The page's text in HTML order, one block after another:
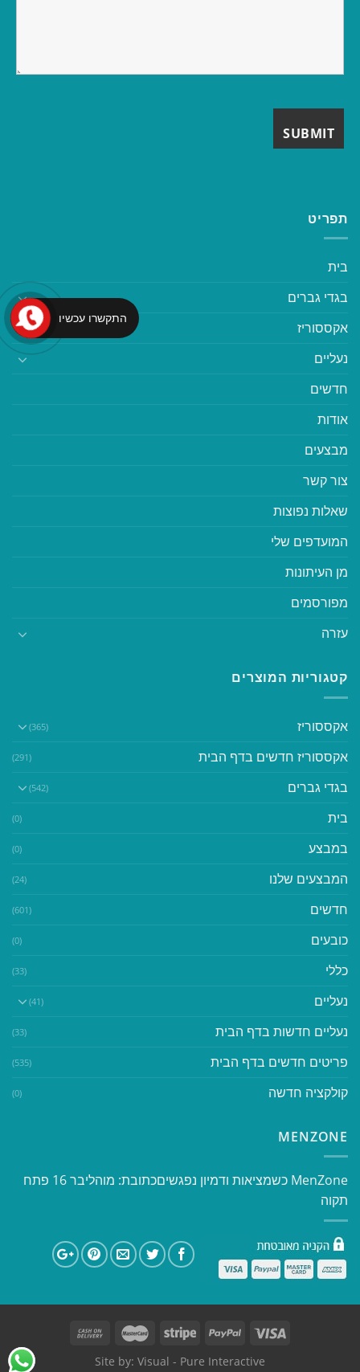
תפריט
בית
בגדי גברים
אקססוריז
נעליים
חדשים
אודות
מבצעים
צור קשר
שאלות נפוצות
המועדפים שלי
מן העיתונות
מפורסמים
עזרה
קטגוריות המוצרים
אקססוריז (365)
אקססוריז חדשים בדף הבית (291)
בגדי גברים (542)
בית (0)
במבצע (0)
המבצעים שלנו (24)
חדשים (601)
כובעים (0)
כללי (33)
נעליים (41)
נעליים חדשות בדף הבית (33)
פריטים חדשים בדף הבית (535)
קולקציה חדשה (0)
MENZONE
​​MenZone כשמציאות ודמיון נפגשים​ כתובת: מוהליבר 16 פתח
תקוה
Site by: Visual - Pure Interactive
התקשרו עכשיו